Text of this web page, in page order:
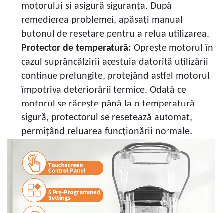
motorului și asigură siguranța. După
remedierea problemei, apăsați manual
butonul de resetare pentru a relua utilizarea.
Protector de temperatură:Oprește motorul în
cazul suprâncălzirii acestuia datorită utilizării
continue prelungite, protejând astfel motorul
împotriva deteriorării termice. Odată ce
motorul se răcește până la o temperatură
sigură, protectorul se resetează automat,
permițând reluarea funcționării normale.